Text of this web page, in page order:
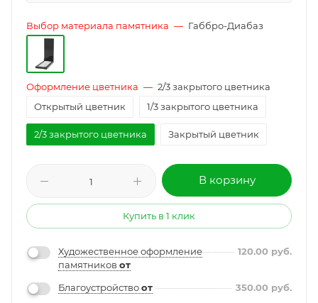
Выбор материала памятника — Габбро-Диабаз
Оформление цветника — 2/3 закрытого цветника
Открытый цветник
1/3 закрытого цветника
2/3 закрытого цветника Закрытый цветник
В корзину
Купить в 1 клик
Художественное оформление
памятников от
120.00 руб.
Благоустройствоот 350.00 руб.